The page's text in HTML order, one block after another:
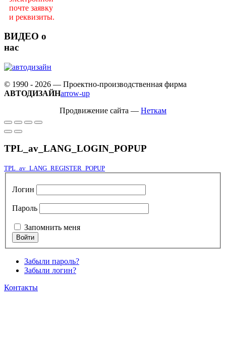
почте заявку
и реквизиты.
ВИДЕО о
нас
© 1990 - 2026 — Проектно-производственная фирма
АВТОДИЗАЙНarrow-up
Продвижение сайта — Неткам
TPL_av_LANG_LOGIN_POPUP
TPL_av_LANG_REGISTER_POPUP
Логин
Пароль
Запомнить меня
Забыли пароль?
Забыли логин?
Контакты